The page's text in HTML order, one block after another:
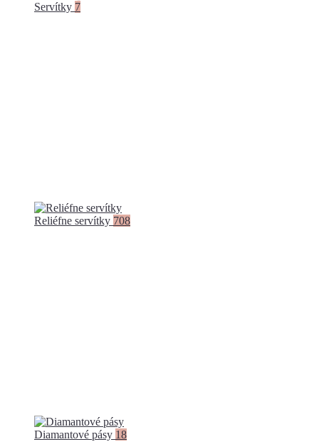
Servítky 7
Reliéfne servítky 708
Diamantové pásy 18